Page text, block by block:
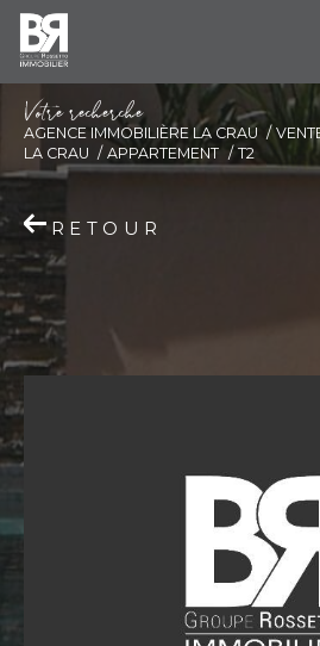
Votre recherche
AGENCE IMMOBILIÈRE LA CRAU
LA CRAU
APPARTEMENT T2
RETOUR